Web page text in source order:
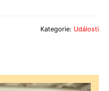
Kategorie: Události